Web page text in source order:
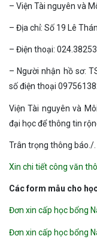
– Viện Tài nguyên và
– Địa chỉ: Số 19 Lê
– Điện thoại:
– Người nhận hồ sơ:
số điện thoại
Viện Tài nguyên và
đại học để thông tin
Trân trọng thông báo./.
Xin chi tiết công văn
Các form mẫu cho
Đơn xin cấp học bổng
Đơn xin cấp học bổng